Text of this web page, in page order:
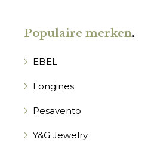
Populaire merken.
EBEL
Longines
Pesavento
Y&G Jewelry